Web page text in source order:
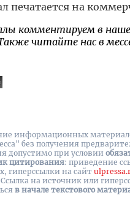
печатается на
комментируем в
читайте нас в
информационных
без получения
допустимо при условии
цитирования: приведение
гиперссылки на cайт
на источник или
в начале текстового